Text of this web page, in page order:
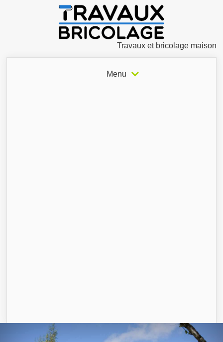
Travaux et bricolage maison
Menu